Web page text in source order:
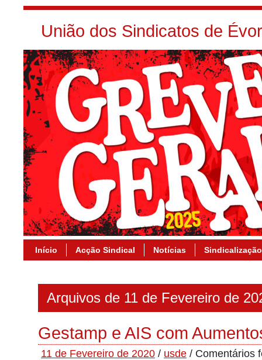
União dos Sindicatos de
Início Acção Sindical Notícias Sindicalização
Arquivos de 11 de Fevereiro de
Gestamp e AIS com
11 de Fevereiro de 2020 / usde / Comentários